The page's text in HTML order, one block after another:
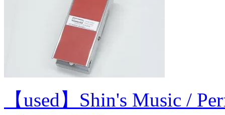
【used】Shin's Music /